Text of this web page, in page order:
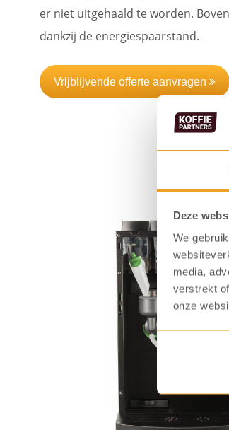
Deze
We
media,
verstrekt
onze
er niet uitgehaald te worden.
dankzij de energiespaarstand.
Vrijblijvende offerte aanvragen